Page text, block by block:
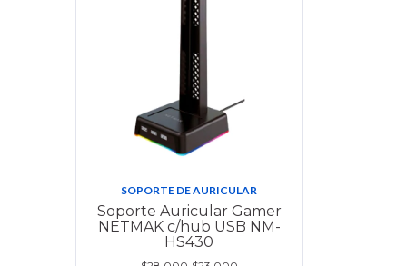
SOPORTE DE AURICULAR
Soporte Auricular Gamer
NETMAK c/hub USB NM-
HS430